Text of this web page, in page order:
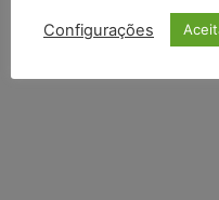
Configurações